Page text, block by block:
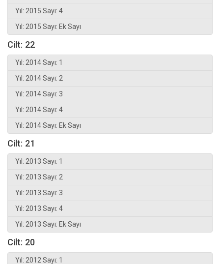
Yıl: 2015 Sayı: 4
Yıl: 2015 Sayı: Ek Sayı
Cilt: 22
Yıl: 2014 Sayı: 1
Yıl: 2014 Sayı: 2
Yıl: 2014 Sayı: 3
Yıl: 2014 Sayı: 4
Yıl: 2014 Sayı: Ek Sayı
Cilt: 21
Yıl: 2013 Sayı: 1
Yıl: 2013 Sayı: 2
Yıl: 2013 Sayı: 3
Yıl: 2013 Sayı: 4
Yıl: 2013 Sayı: Ek Sayı
Cilt: 20
Yıl: 2012 Sayı: 1